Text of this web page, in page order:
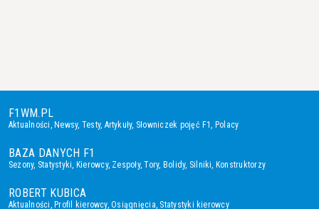
F1WM.PL
Aktualności, Newsy, Testy, Artykuły, Słowniczek pojęć F1, Polacy
BAZA DANYCH F1
Sezony, Statystyki, Kierowcy, Zespoły,Tory, Bolidy, Silniki, Konstruktorzy
ROBERT KUBICA
Aktualności, Profil kierowcy,Osiągnięcia, Statystyki kierowcy